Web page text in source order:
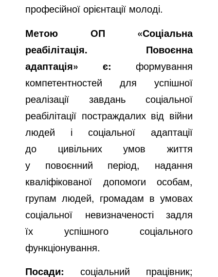
професійної орієнтації молоді.
Метою ОП «Соціальна
реабілітація. Повоєнна
адаптація»
є: формування
компетентностей для успішної
реалізації завдань соціальної
реабілітації постраждалих від війни
людей і соціальної адаптації
до цивільних умов життя
у повоєнний період, надання
кваліфікованої допомоги особам,
групам людей, громадам в умовах
соціальної невизначеності задля
їх успішного соціального
функціонування.
Посади: соціальний працівник;